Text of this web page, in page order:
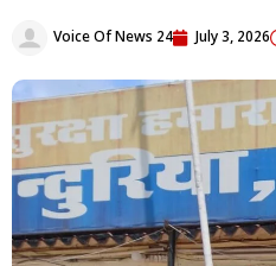
Voice Of News 24 July 3, 2026